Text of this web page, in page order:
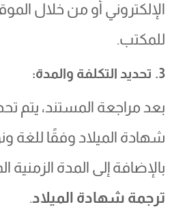
الإلكتروني أو من خلال
للمكتب.
3. تحديد التكلفة والمدة:
بعد مراجعة المستند، يتم
شهادة الميلاد وفقًا للغة
بالإضافة إلى المدة الزمنية
ترجمة شهادة الميلاد.